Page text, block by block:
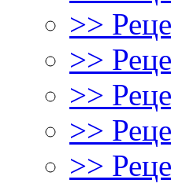
>>
>>
>>
>>
>>